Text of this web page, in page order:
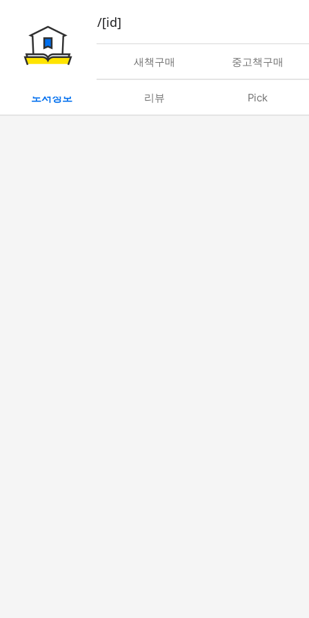
book/rent/[id]
대여 새책구매 중고책구매
도서정보 리뷰 Pick